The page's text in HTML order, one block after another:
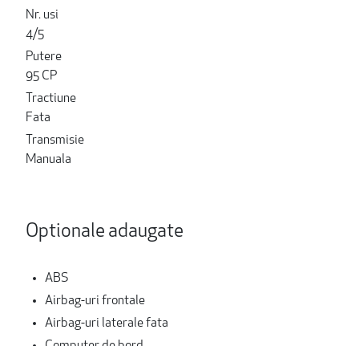
Nr. usi
4/5
Putere
95 CP
Tractiune
Fata
Transmisie
Manuala
Optionale adaugate
ABS
Airbag-uri frontale
Airbag-uri laterale fata